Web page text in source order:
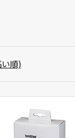
順)